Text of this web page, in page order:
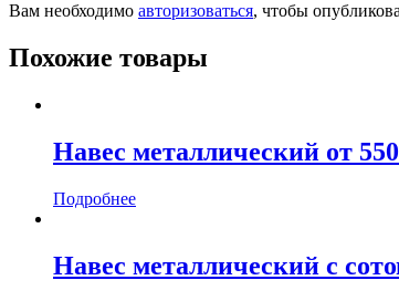
Вам необходимо авторизоваться, чтобы
Похожие товары
Навес металлический от
Подробнее
Навес металлический с